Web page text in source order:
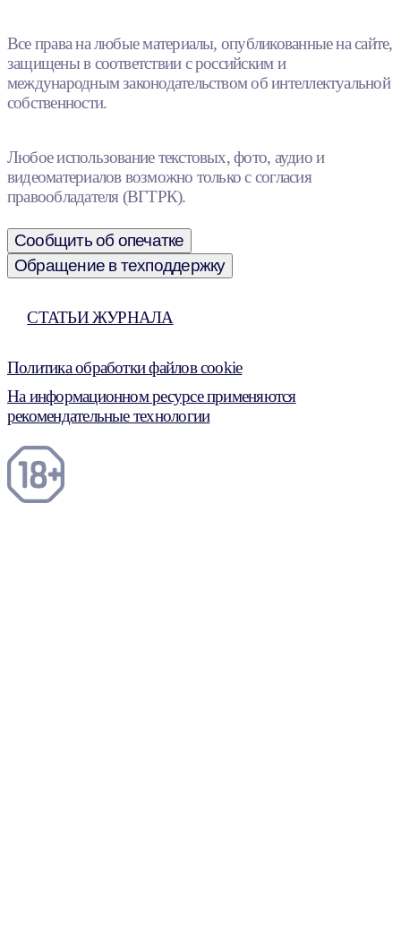
Все права на любые материалы, опубликованные на сайте,
защищены в соответствии с российским и
международным законодательством об интеллектуальной
собственности.
Любое использование текстовых, фото, аудио и
видеоматериалов возможно только с согласия
правообладателя (ВГТРК).
Сообщить об опечатке
Обращение в техподдержку
СТАТЬИ ЖУРНАЛА
Политика обработки файлов cookie
На информационном ресурсе применяются
рекомендательные технологии